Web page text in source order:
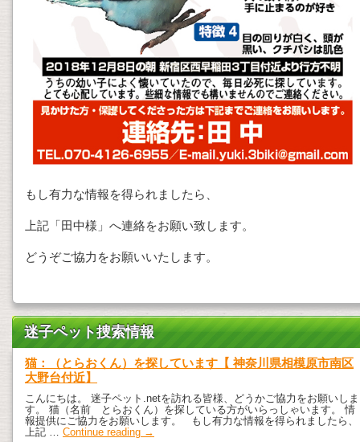
もし有力な情報を得られましたら、
上記「田中様」へ連絡をお願い致します。
どうぞご協力をお願いいたします。
迷子ペット捜索情報
猫：（とらおくん）を探しています【 神奈川県相模原市南区
大野台付近】
こんにちは。 迷子ペット.netを訪れる皆様、どうかご協力をお願いしま
す。 猫（名前 とらおくん）を探している方がいらっしゃいます。 情
報提供にご協力をお願いします。 もし有力な情報を得られましたら、
上記 … Continue reading →